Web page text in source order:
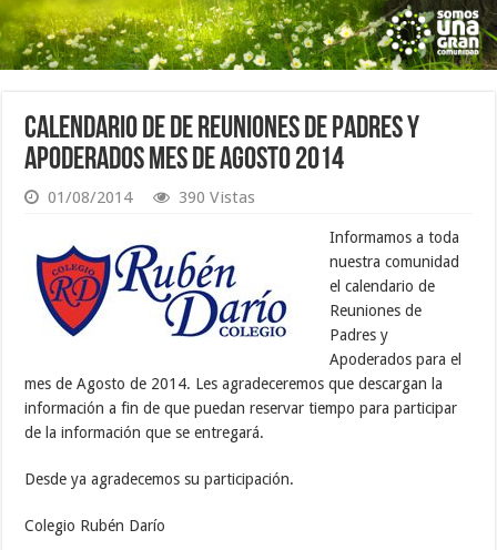
Calendario de de Reuniones de Padres y
Apoderados Mes de Agosto 2014
01/08/2014 390 Vistas
Informamos a toda
nuestra comunidad
el calendario de
Reuniones de
Padres y
Apoderados para el
mes de Agosto de 2014. Les agradeceremos que descargan la
información a fin de que puedan reservar tiempo para participar
de la información que se entregará.
Desde ya agradecemos su participación.
Colegio Rubén Darío